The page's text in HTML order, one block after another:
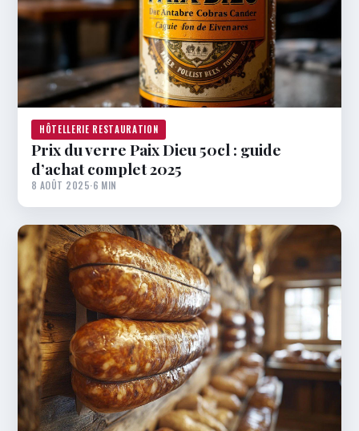
HÔTELLERIE RESTAURATION
Prix du verre Paix Dieu 50cl : guide
d’achat complet 2025
8 AOÛT 2025·6 MIN